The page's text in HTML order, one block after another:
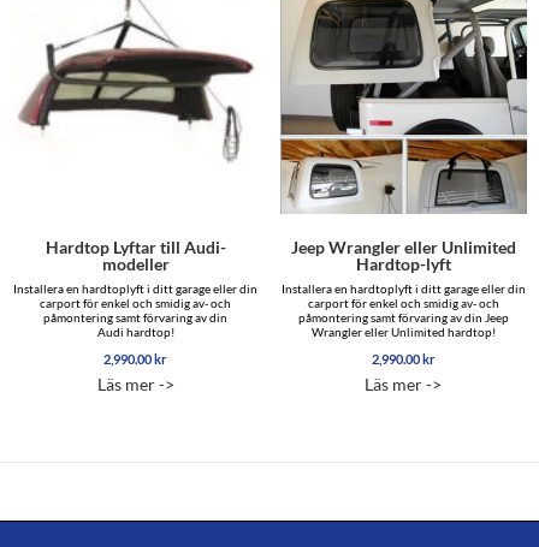
Hardtop Lyftar till Audi-
modeller
Installera en hardtoplyft i ditt garage eller din
carport för enkel och smidig av- och
påmontering samt förvaring av din
Audi hardtop!
2,990.00kr
Läs mer ->
Jeep Wrangler eller Unlimited
Hardtop-lyft
Installera en hardtoplyft i ditt garage eller din
carport för enkel och smidig av- och
påmontering samt förvaring av din Jeep
Wrangler eller Unlimited hardtop!
2,990.00kr
Läs mer ->